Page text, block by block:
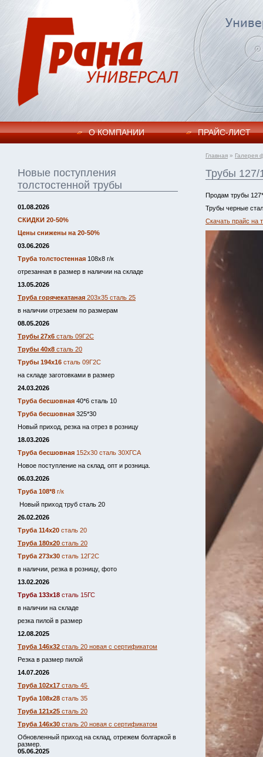
О КОМПАНИИ ПРАЙC-ЛИСТ
Новые поступления
толстостенной трубы
01.08.2026
СКИДКИ 20-50%
Цены снижены на 20-50%
03.06.2026
Труба толстостенная 108х8 г/к
отрезанная в размер в наличии на складе
13.05.2026
Труба горячекатаная 203х35 сталь 25
в наличии отрезаем по размерам
08.05.2026
Трубы 27х6 сталь 09Г2С
Трубы 40х8 сталь 20
Трубы 194х16 сталь 09Г2С
на складе заготовками в размер
24.03.2026
Труба бесшовная 40*6 сталь 10
Труба бесшовная 325*30
Новый приход, резка на отрез в розницу
18.03.2026
Труба бесшовная 152х30 сталь 30ХГСА
Новое поступление на склад, опт и розница.
06.03.2026
Труба 108*8 г/к
Новый приход труб сталь 20
26.02.2026
Труба 114х20 сталь 20
Труба 180х20 сталь 20
Труба 273х30 сталь 12Г2С
в наличии, резка в розницу, фото
13.02.2026
Труба 133х18 сталь 15ГС
в наличии на складе
резка пилой в размер
12.08.2025
Труба 146х32 сталь 20 новая с сертификатом
Резка в размер пилой
14.07.2026
Труба 102х17 сталь 45
Труба 108х28 сталь 35
Труба 121х25 сталь 20
Труба 146х30 сталь 20 новая с сертификатом
Обновленный приход на склад, отрежем болгаркой в
размер.
05.06.2025
Главная » Галерея
Трубы 127/
Продам трубы
Трубы черные
Скачать прайс на